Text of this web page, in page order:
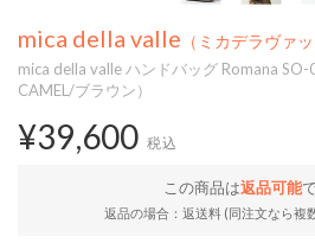
mica della valle （ミカデラヴァッ
mica della valle ハンドバッグ Romana
CAMEL/ブラウン）
¥39,600 税込
この商品は返品可能
返品の場合：返送料 (同注文なら複